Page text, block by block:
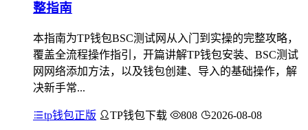
整指南
本指南为TP钱包BSC测试网从入门到实操的完整攻略，
覆盖全流程操作指引，开篇讲解TP钱包安装、BSC测试
网网络添加方法，以及钱包创建、导入的基础操作，解
决新手常...
tp钱包正版 TP钱包下载 808 2026-08-08